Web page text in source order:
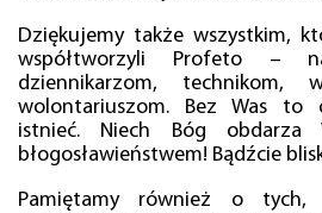
Dziękujemy także wszystkim,
współtworzyli Profeto –
dziennikarzom, technikom,
wolontariuszom. Bez Was to
istnieć. Niech Bóg obdarza
błogosławieństwem! Bądźcie
Pamiętamy również o